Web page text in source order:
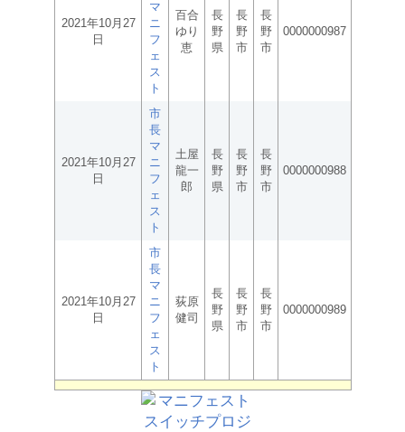
2021年10月27
日
マ
ニ
フ
ェ
ス
ト
百合
ゆり
恵
長
野
県
長
野
市
長
野
市
0000000987
2021年10月27
日
市
長
マ
ニ
フ
ェ
ス
ト
土屋
龍一
郎
長
野
県
長
野
市
長
野
市
0000000988
2021年10月27
日
市
長
マ
ニ
フ
ェ
ス
ト
荻原
健司
長
野
県
長
野
市
長
野
市
0000000989